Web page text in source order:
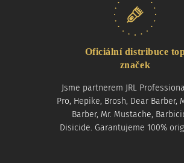
Oficiální distribuce
značek
Jsme partnerem JRL
Pro, Hepike, Brosh, Dear Barber,
Barber, Mr. Mustache,
Disicide. Garantujeme 100%